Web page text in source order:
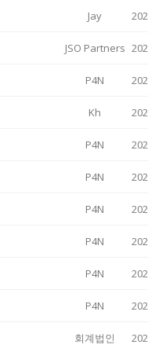
Jay
JSO Partners
P4N
Kh
P4N
P4N
P4N
P4N
P4N
P4N
회계법인